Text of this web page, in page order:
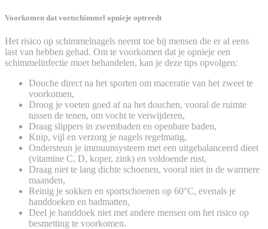
Voorkomen dat voetschimmel opnieje optreedt
Het risico op schimmelnagels neemt toe bij mensen die er al eens
last van hebben gehad. Om te voorkomen dat je opnieje een
schimmelinfectie moet behandelen, kan je deze tips opvolgen:
Douche direct na het sporten om maceratie van het zweet te
voorkomen,
Droog je voeten goed af na het douchen, vooral de ruimte
tussen de tenen, om vocht te verwijderen,
Draag slippers in zwembaden en openbare baden,
Knip, vijl en verzorg je nagels regelmatig,
Ondersteun je immuunsysteem met een uitgebalanceerd dieet
(vitamine C, D, koper, zink) en voldoende rust,
Draag niet te lang dichte schoenen, vooral niet in de warmere
maanden,
Reinig je sokken en sportschoenen op 60°C, evenals je
handdoeken en badmatten,
Deel je handdoek niet met andere mensen om het risico op
besmetting te voorkomen.